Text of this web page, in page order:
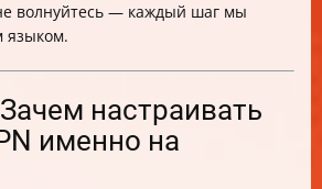
волнуйтесь — каждый шаг мы
языком.
настраивать
именно на